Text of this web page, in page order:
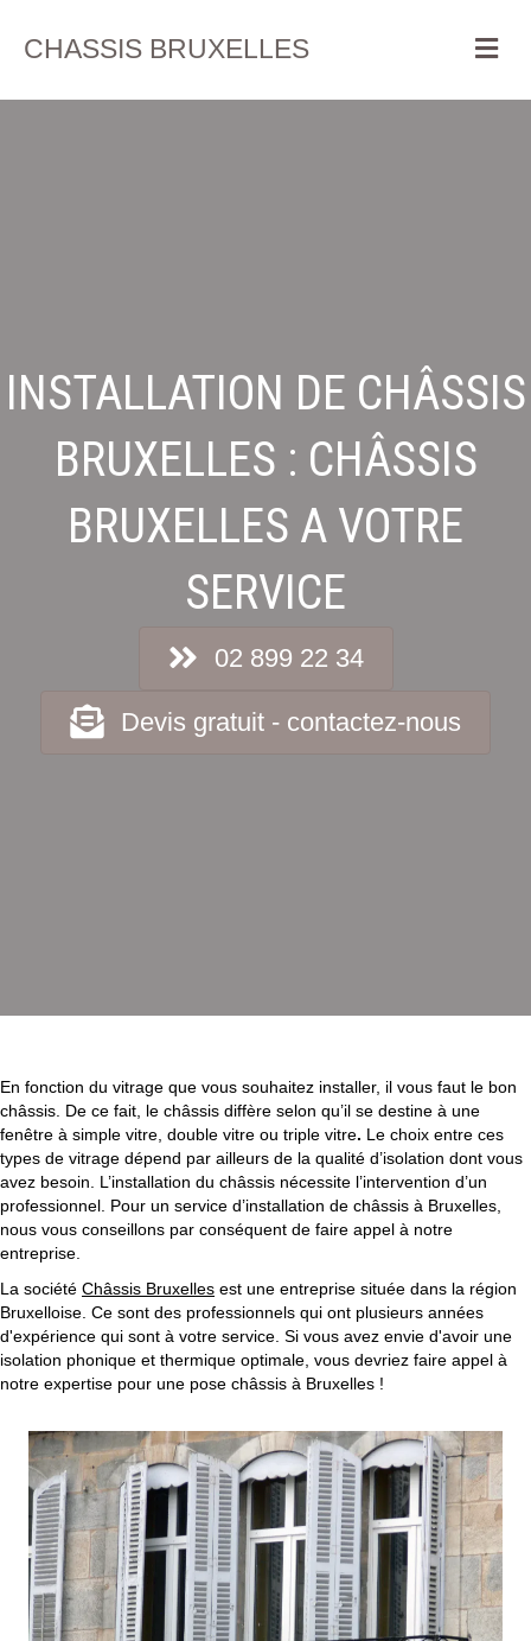
CHASSIS BRUXELLES
INSTALLATION DE CHÂSSIS
BRUXELLES : CHÂSSIS
BRUXELLES A VOTRE
SERVICE
02 899 22 34
Devis gratuit - contactez-nous
En fonction du vitrage que vous souhaitez installer, il vous faut le bon
châssis. De ce fait, le châssis diffère selon qu’il se destine à une
fenêtre à simple vitre, double vitre ou triple vitre. Le choix entre ces
types de vitrage dépend par ailleurs de la qualité d’isolation dont vous
avez besoin. L’installation du châssis nécessite l’intervention d’un
professionnel. Pour un service d’installation de châssis à Bruxelles,
nous vous conseillons par conséquent de faire appel à notre
entreprise.
La société Châssis Bruxelles est une entreprise située dans la région
Bruxelloise. Ce sont des professionnels qui ont plusieurs années
d'expérience qui sont à votre service. Si vous avez envie d'avoir une
isolation phonique et thermique optimale, vous devriez faire appel à
notre expertise pour une pose châssis à Bruxelles !